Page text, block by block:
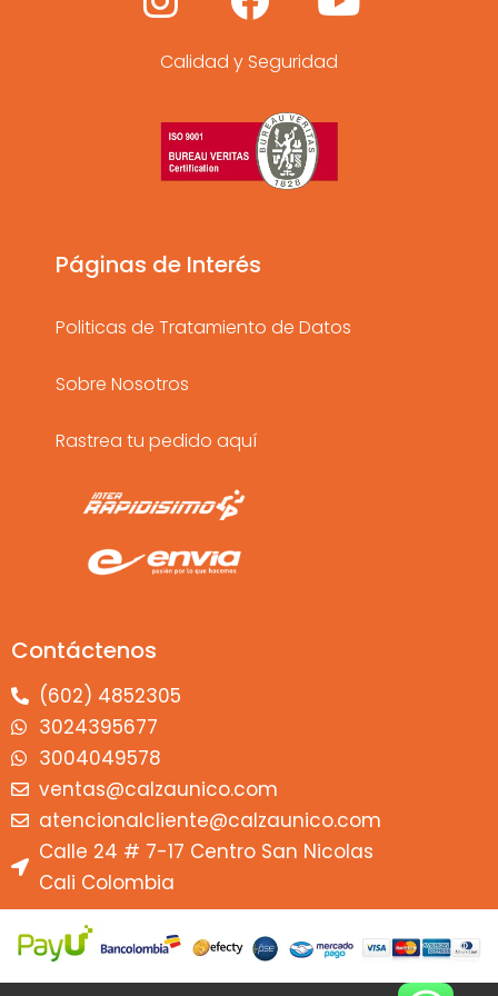
n
s
t
a
g
a
m
a
c
e
b
o
k
o
u
t
b
Calidad y Seguridad
Páginas de Interés
Politicas de Tratamiento de Datos
Sobre Nosotros
Rastrea tu pedido aquí
Contáctenos
(602) 4852305
3024395677
3004049578
ventas@calzaunico.com
atencionalcliente@calzaunico.com
Calle 24 # 7-17 Centro San Nicolas
Cali Colombia